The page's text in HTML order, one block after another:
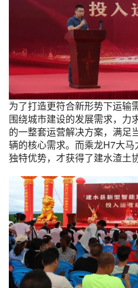
为了打造更符合新形势下运输
围绕城市建设的发展需求，力
的一整套运营解决方案，满足
辆的核心需求。而乘龙H7大
独特优势，才获得了建水渣土